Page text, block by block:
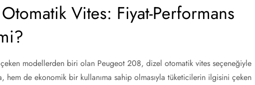
Vites: Fiyat-Performans
modellerden biri olan Peugeot 208, dizel otomatik vites seçeneğiyle
hem de ekonomik bir kullanıma sahip olmasıyla tüketicilerin ilgisini çeken